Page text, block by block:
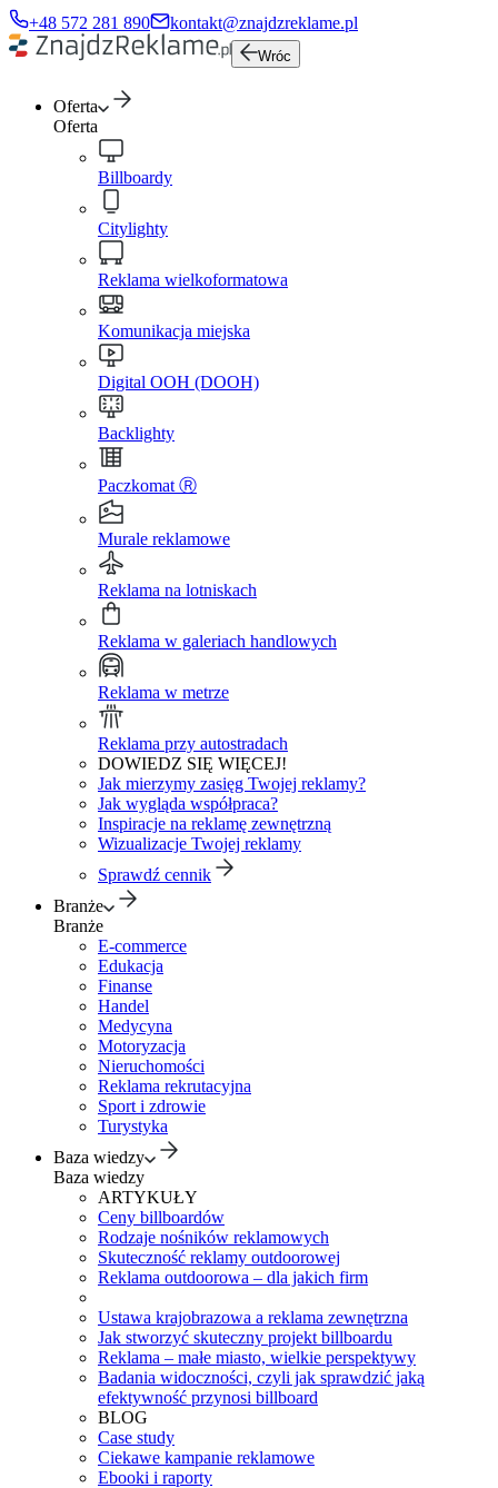
+48 572 281 890 kontakt@znajdzreklame.pl
Wróc
Oferta
Oferta
Billboardy
Citylighty
Reklama wielkoformatowa
Komunikacja miejska
Digital OOH (DOOH)
Backlighty
Paczkomat Ⓡ
Murale reklamowe
Reklama na lotniskach
Reklama w galeriach handlowych
Reklama w metrze
Reklama przy autostradach
DOWIEDZ SIĘ WIĘCEJ!
Jak mierzymy zasięg Twojej reklamy?
Jak wygląda współpraca?
Inspiracje na reklamę zewnętrzną
Wizualizacje Twojej reklamy
Sprawdź cennik
Branże
Branże
E-commerce
Edukacja
Finanse
Handel
Medycyna
Motoryzacja
Nieruchomości
Reklama rekrutacyjna
Sport i zdrowie
Turystyka
Baza wiedzy
Baza wiedzy
ARTYKUŁY
Ceny billboardów
Rodzaje nośników reklamowych
Skuteczność reklamy outdoorowej
Reklama outdoorowa – dla jakich firm
Ustawa krajobrazowa a reklama zewnętrzna
Jak stworzyć skuteczny projekt billboardu
Reklama – małe miasto, wielkie perspektywy
Badania widoczności, czyli jak sprawdzić jaką
efektywność przynosi billboard
BLOG
Case study
Ciekawe kampanie reklamowe
Ebooki i raporty